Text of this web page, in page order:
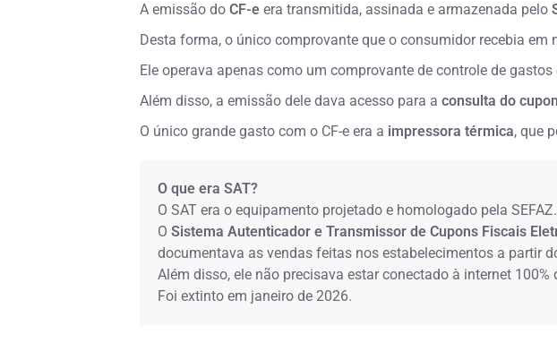
A emissão do CF-eera transmitida, assinada e armazenada pelo
Desta forma, o único comprovante que o consumidor recebia em
Ele operava apenas como um comprovante de controle de gastos
Além disso, a emissão dele dava acesso para a consulta do
O único grande gasto com o CF-e era a impressora térmica, que
O que era SAT?
O SAT era o equipamento projetado e homologado pela
O Sistema Autenticador e Transmissor de Cupons Fiscais
documentava as vendas feitas nos estabelecimentos a partir
Além disso, ele não precisava estar conectado à internet
Foi extinto em janeiro de 2026.